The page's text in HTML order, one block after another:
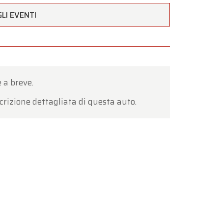
EVENTI
breve.
dettagliata di questa auto.